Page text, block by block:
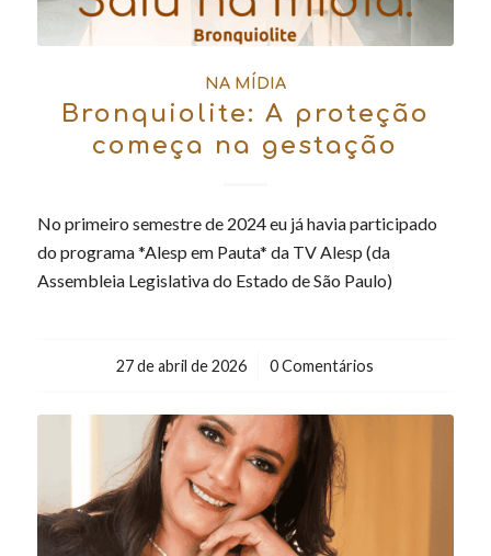
NA MÍDIA
Bronquiolite: A proteção
começa na gestação
No primeiro semestre de 2024 eu já havia participado
do programa *Alesp em Pauta* da TV Alesp (da
Assembleia Legislativa do Estado de São Paulo)
27 de abril de 2026
/ 0 Comentários